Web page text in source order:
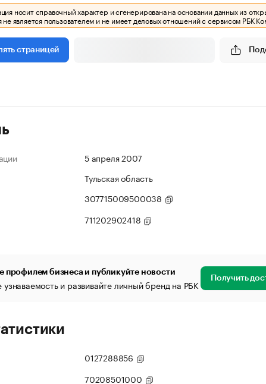
носит справочный характер и сгенерирована на основании данных из
не является пользователем и не имеет деловых отношений с сервисом РБК
страницей
5 апреля 2007
Тульская область
307715009500038
711202902418
профилем бизнеса и публикуйте новости
и развивайте личный бренд на РБК Получить
0127288856
70208501000